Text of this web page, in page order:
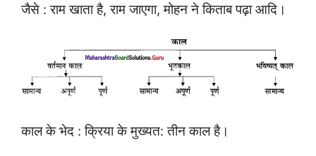
जैसे : राम खाता है, राम जाएगा, मोहन ने किताब पढ़ा आदि।
काल के भेद : क्रिया के मुख्यत: तीन काल है।